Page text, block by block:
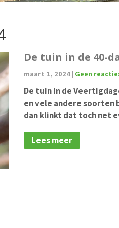
De tuin in de 40-
maart 1, 2024| Geen
De tuin in de
en vele andere soorten
dan klinkt dat toch net
Lees meer